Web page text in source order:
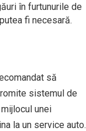
în furtunurile de
fi necesară.
să
sistemul de
unei
la un service auto.